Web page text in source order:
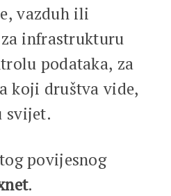
vazduh ili
infrastrukturu
podataka, za
koji društva vide,
svijet.
povijesnog
.